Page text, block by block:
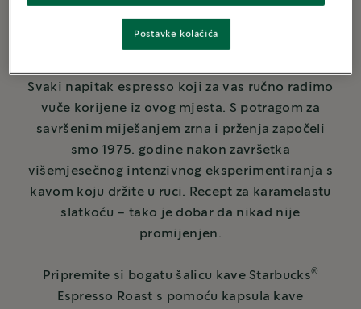
Više o kavi
Svaki napitak espresso koji za vas ručno radimo
vuče korijene iz ovog mjesta. S potragom za
savršenim miješanjem zrna i prženja započeli
smo 1975. godine nakon završetka
višemjesečnog intenzivnog eksperimentiranja s
kavom koju držite u ruci. Recept za karamelastu
slatkoću – tako je dobar da nikad nije
promijenjen.
Pripremite si bogatu šalicu kave Starbucks®
Espresso Roast s pomoću kapsula kave
Postavke kolačića